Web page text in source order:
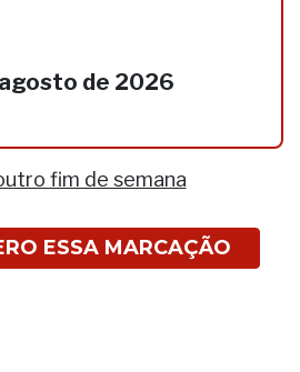
de 2026
fim de semana
ESSA MARCAÇÃO